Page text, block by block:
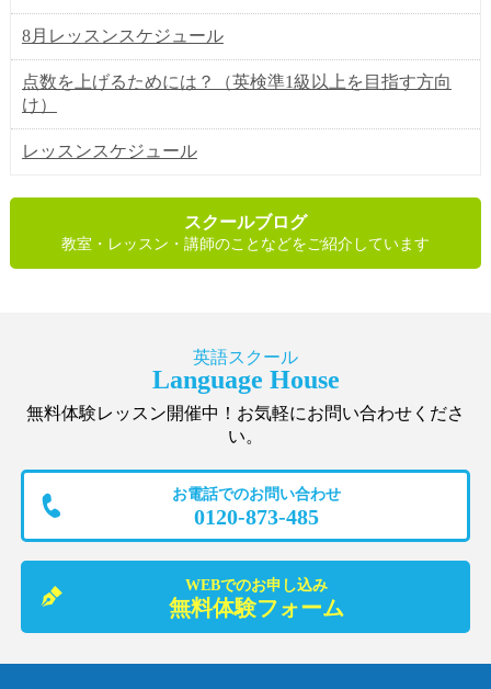
8月レッスンスケジュール
点数を上げるためには？（英検準1級以上を目指す方向
け）
レッスンスケジュール
スクールブログ
教室・レッスン・講師のことなどをご紹介しています
英語スクール
Language House
無料体験レッスン開催中！お気軽にお問い合わせくださ
い。
お電話でのお問い合わせ
0120-873-485
WEBでのお申し込み
無料体験フォーム